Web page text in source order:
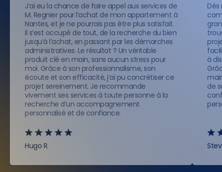
J’ai eu la chance de faire appel aux services de
M. Regnier pour l’achat de mon appartement à
Nantes, et je ne pourrais pas être plus satisfait.
Il s’est occupé de tout, de la recherche du bien
jusqu’à l’achat, en passant par les démarches
administratives. Le résultat ? Un véritable
produit clé en main, sans aucun stress pour
moi. Grâce à son professionnalisme, son
écoute et son efficacité, j’ai pu concrétiser ce
projet sereinement. Je recommande
vivement ses services à toute personne à la
recherche d’un accompagnement
personnalisé et de confiance.
Hugo R.
à
de